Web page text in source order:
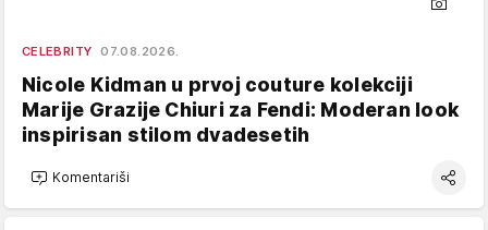
CELEBRITY 07.08.2026.
Nicole Kidman u prvoj couture kolekciji
Marije Grazije Chiuri za Fendi: Moderan look
inspirisan stilom dvadesetih
Komentariši